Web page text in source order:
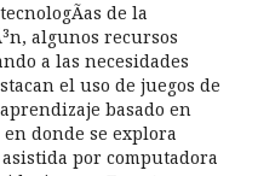
de la
algunos recursos
a las necesidades
el uso de juegos de
basado en
donde se explora
por computadora